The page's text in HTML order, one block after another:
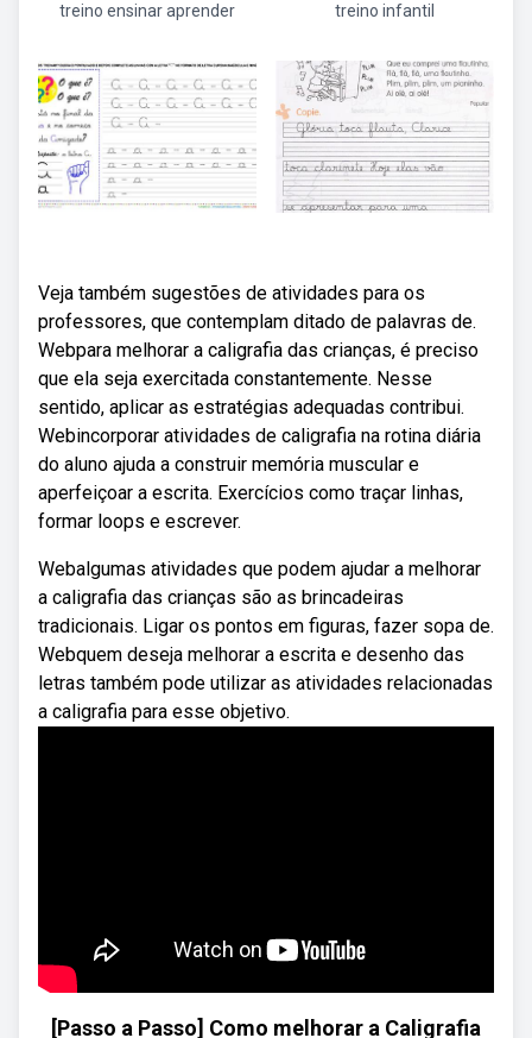
treino ensinar aprender
treino infantil
Veja também sugestões de atividades para os
professores, que contemplam ditado de palavras de.
Webpara melhorar a caligrafia das crianças, é preciso
que ela seja exercitada constantemente. Nesse
sentido, aplicar as estratégias adequadas contribui.
Webincorporar atividades de caligrafia na rotina diária
do aluno ajuda a construir memória muscular e
aperfeiçoar a escrita. Exercícios como traçar linhas,
formar loops e escrever.
Webalgumas atividades que podem ajudar a melhorar
a caligrafia das crianças são as brincadeiras
tradicionais. Ligar os pontos em figuras, fazer sopa de.
Webquem deseja melhorar a escrita e desenho das
letras também pode utilizar as atividades relacionadas
a caligrafia para esse objetivo.
[Passo a Passo] Como melhorar a Caligrafia